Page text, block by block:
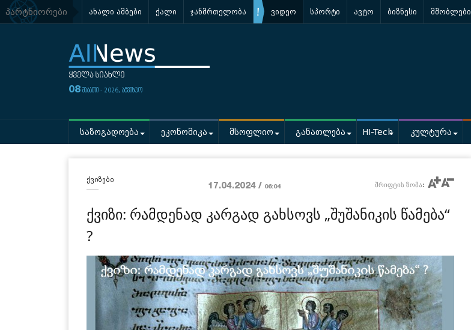
პარტნიორები ახალი ამბები ქალი ჯანმრთელობა ვიდეო სპორტი ავტო ბიზნესი მშობლები
08 შაბათი - 2026, აგვისტო
საზოგადოება ეკონომიკა მსოფლიო განათლება HI-Tech კულტურა
ქვიზები
17.04.2024 / 06:04 შრიფტის ზომა:
ქვიზი: რამდენად კარგად გახსოვს „შუშანიკის წამება“
?